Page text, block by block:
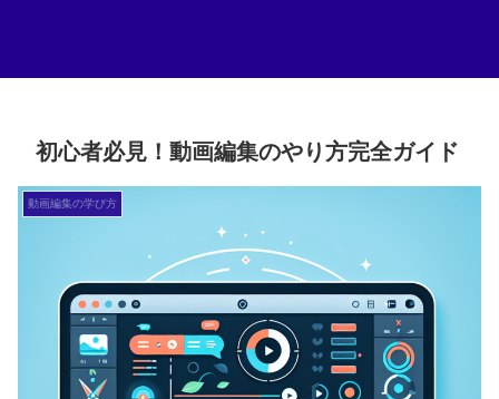
初心者必見！動画編集のやり方完全ガイド
動画編集の学び方